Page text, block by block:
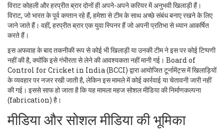
विराट कोहली और हरप्रीत ब्रार दोनों ही अपने-अपने करियर में अनुभवी खिलाड़ी हैं।
विराट, जो भारत के पूर्व कप्तान रहे हैं, हमेशा से टीम के साथ अच्छे संबंध बनाए रखने के लिए
जाने जाते हैं। वहीं, हरप्रीत ब्रार एक युवा स्पिनर हैं जो अपनी प्रतिभा से ध्यान आकर्षित
करते हैं।
इस अफवाह के बाद तकनीकी रूप से कोई भी खिलाड़ी या उनकी टीम ने इस पर कोई टिप्पणी
नहीं की है, क्योंकि इसे गंभीरता से लेने की आवश्यकता नहीं मानी गई। Board of
Control for Cricket in India (BCCI) द्वारा आयोजित टूर्नामेंट्स में खिलाड़ियों
के व्यवहार पर नजर रखी जाती है, लेकिन इस मामले में कोई कार्रवाई या चेतावनी जारी नहीं
की गई। इससे साफ हो जाता है कि यह मामला महज सोशल मीडिया की निर्माणकल्पना
(fabrication) है।
मीडिया और सोशल मीडिया की भूमिका